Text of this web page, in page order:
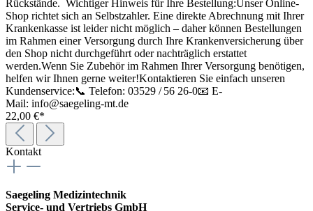
Rückstände. Wichtiger Hinweis für Ihre Bestellung:Unser Online-
Shop richtet sich an Selbstzahler. Eine direkte Abrechnung mit Ihrer
Krankenkasse ist leider nicht möglich – daher können Bestellungen
im Rahmen einer Versorgung durch Ihre Krankenversicherung über
den Shop nicht durchgeführt oder nachträglich erstattet
werden.Wenn Sie Zubehör im Rahmen Ihrer Versorgung benötigen,
helfen wir Ihnen gerne weiter!Kontaktieren Sie einfach unseren
Kundenservice:📞 Telefon: 03529 / 56 26-0📧 E-
Mail: info@saegeling-mt.de
22,00 €*
Kontakt
Saegeling Medizintechnik
Service- und Vertriebs GmbH